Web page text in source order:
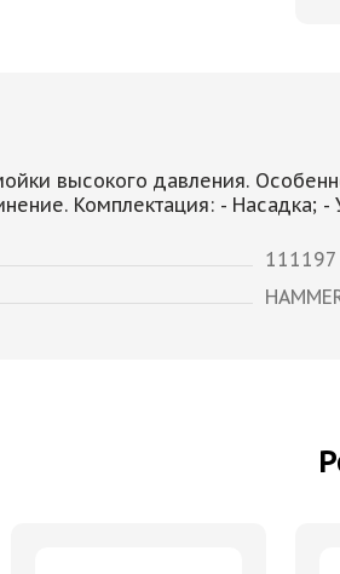
высокого давления.
Комплектация: - Насадка; -
111197